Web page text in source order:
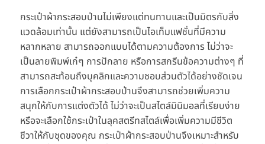
กระเป๋าผ้ากระสอบป่านไม่เพียงแต่ทนทานและเป็นมิตรกับสิ่ง
แวดล้อมเท่านั้น แต่ยังสามารถเป็นไอเท็มแฟชั่นที่มีความ
หลากหลาย สามารถออกแบบได้ตามความต้องการ ไม่ว่าจะ
เป็นลายพิมพ์เก๋ๆ การปักลาย หรือการสกรีนข้อความต่างๆ ที่
สามารถสะท้อนถึงบุคลิกและความชอบส่วนตัวได้อย่างชัดเจน
การเลือกกระเป๋าผ้ากระสอบป่านจึงสามารถช่วยเพิ่มความ
สนุกให้กับการแต่งตัวได้ ไม่ว่าจะเป็นสไตล์มินิมอลที่เรียบง่าย
หรือจะเลือกใช้กระเป๋าในลุคสตรีทสไตล์เพื่อเพิ่มความมีชีวิต
ชีวาให้กับชุดของคุณ กระเป๋าผ้ากระสอบป่านจึงเหมาะสำหรับ